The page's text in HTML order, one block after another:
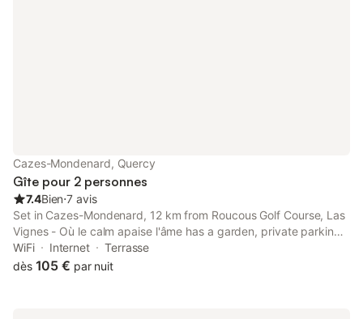
Cazes-Mondenard, Quercy
Gîte pour 2 personnes
7.4Bien⋅7 avis
Set in Cazes-Mondenard, 12 km from Roucous Golf Course, Las
Vignes - Où le calm apaise l'âme has a garden, private parking
and rooms with free WiFi access.
WiFi Internet
Terrasse
dès 105 € par nuit